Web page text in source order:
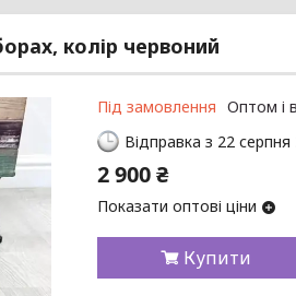
колір червоний
Під замовлення Оптом і
Відправка з 22 серпня
2 900 ₴
Показати оптові ціни
Купити